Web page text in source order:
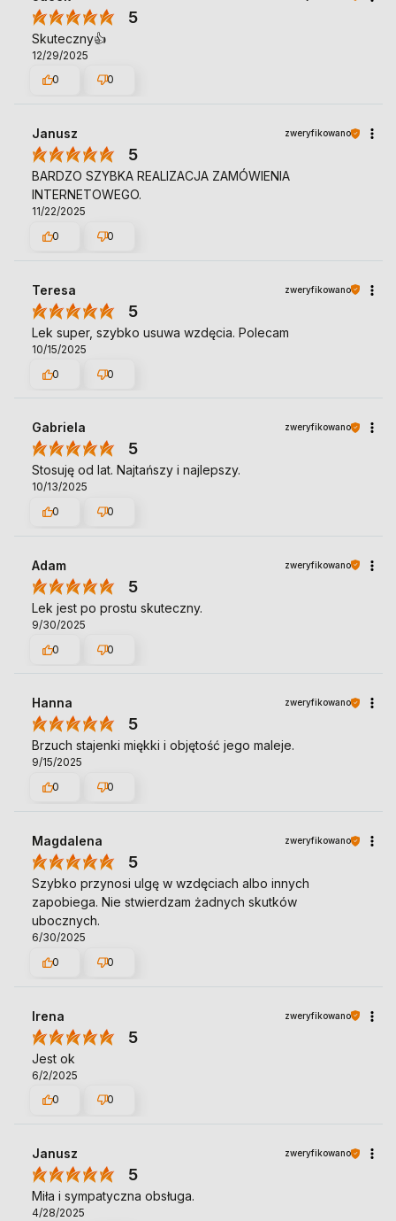
5
Skuteczny👍️
12/29/2025
0
0
Janusz zweryfikowano
5
BARDZO SZYBKA REALIZACJA ZAMÓWIENIA
INTERNETOWEGO.
11/22/2025
0
0
Teresa zweryfikowano
5
Lek super, szybko usuwa wzdęcia. Polecam
10/15/2025
0
0
Gabriela zweryfikowano
5
Stosuję od lat. Najtańszy i najlepszy.
10/13/2025
0
0
Adam zweryfikowano
5
Lek jest po prostu skuteczny.
9/30/2025
0
0
Hanna zweryfikowano
5
Brzuch stajenki miękki i objętość jego maleje.
9/15/2025
0
0
Magdalena zweryfikowano
5
Szybko przynosi ulgę w wzdęciach albo innych
zapobiega. Nie stwierdzam żadnych skutków
ubocznych.
6/30/2025
0
0
Irena zweryfikowano
5
Jest ok
6/2/2025
0
0
Janusz zweryfikowano
5
Miła i sympatyczna obsługa.
4/28/2025